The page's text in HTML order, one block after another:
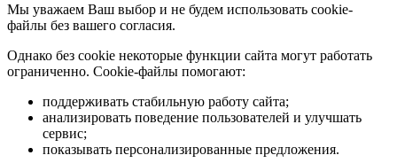
Мы уважаем Ваш выбор и не будем использовать cookie-
файлы без вашего согласия.
Однако без cookie некоторые функции сайта могут работать
ограниченно. Cookie-файлы помогают:
поддерживать стабильную работу сайта;
анализировать поведение пользователей и улучшать
сервис;
показывать персонализированные предложения.